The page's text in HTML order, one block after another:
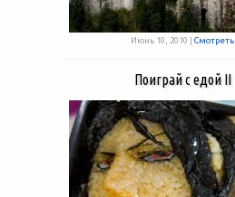
Июнь 10, 2010 | Смотреть
Поиграй с едой II